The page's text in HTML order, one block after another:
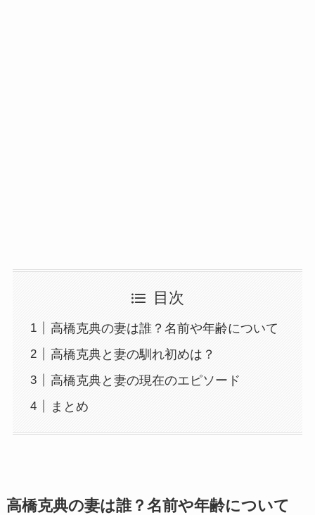
目次
高橋克典の妻は誰？名前や年齢について
高橋克典と妻の馴れ初めは？
高橋克典と妻の現在のエピソード
まとめ
高橋克典の妻は誰？名前や年齢について